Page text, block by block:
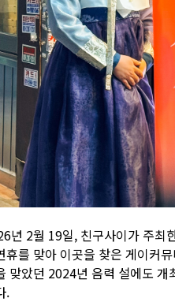
년 2월 19일, 친구사이가 주최
휴를 맞아 이곳을 찾은 게이커
맞았던 2024년 음력 설에도 개
.